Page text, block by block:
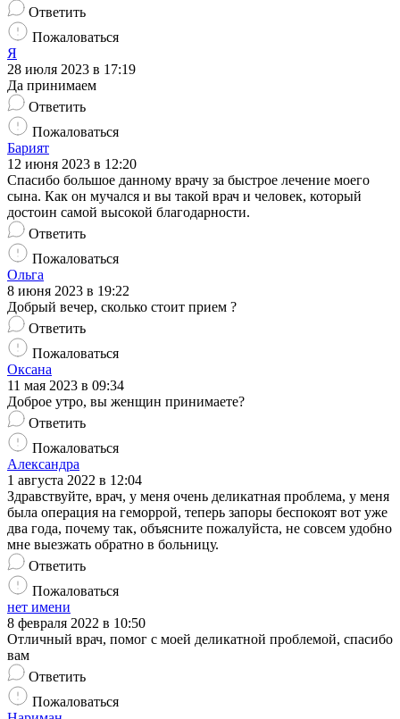
Ответить
Пожаловаться
Я
28 июля 2023 в 17:19
Да принимаем
Ответить
Пожаловаться
Барият
12 июня 2023 в 12:20
Спасибо большое данному врачу за быстрое лечение моего
сына. Как он мучался и вы такой врач и человек, который
достоин самой высокой благодарности.
Ответить
Пожаловаться
Ольга
8 июня 2023 в 19:22
Добрый вечер, сколько стоит прием ?
Ответить
Пожаловаться
Оксана
11 мая 2023 в 09:34
Доброе утро, вы женщин принимаете?
Ответить
Пожаловаться
Александра
1 августа 2022 в 12:04
Здравствуйте, врач, у меня очень деликатная проблема, у меня
была операция на геморрой, теперь запоры беспокоят вот уже
два года, почему так, объясните пожалуйста, не совсем удобно
мне выезжать обратно в больницу.
Ответить
Пожаловаться
нет имени
8 февраля 2022 в 10:50
Отличный врач, помог с моей деликатной проблемой, спасибо
вам
Ответить
Пожаловаться